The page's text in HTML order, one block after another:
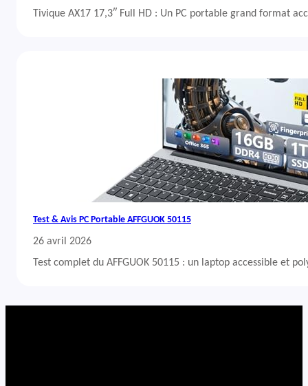
Tivique AX17 17,3″ Full HD : Un PC portable grand format
Test & Avis PC Portable AFFGUOK 50115
26 avril 2026
Test complet du AFFGUOK 50115 : un laptop accessible